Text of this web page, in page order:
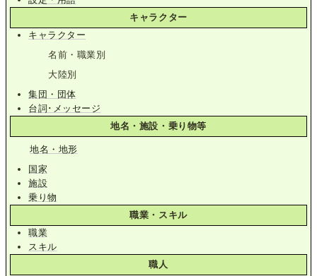
キャラクター
キャラクター
名前・職業別
大陸別
集団・団体
台詞･メッセージ
地名・施設・乗り物等
地名・地形
国家
施設
乗り物
職業・スキル
職業
スキル
職人